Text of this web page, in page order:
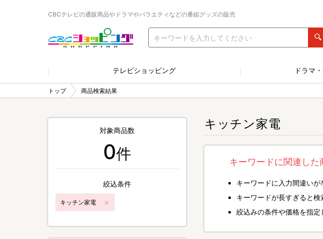
CBCテレビの通販商品やドラマやバラエティなどの番組グッズの販売
テレビショッピング ドラマ
トップ 商品検索結果
キッチン家電
キーワードに関連した
キーワードに入力間違いが
キーワードが長すぎると検
絞込みの条件や価格を指定
対象商品数
0件
絞込条件
キッチン家電